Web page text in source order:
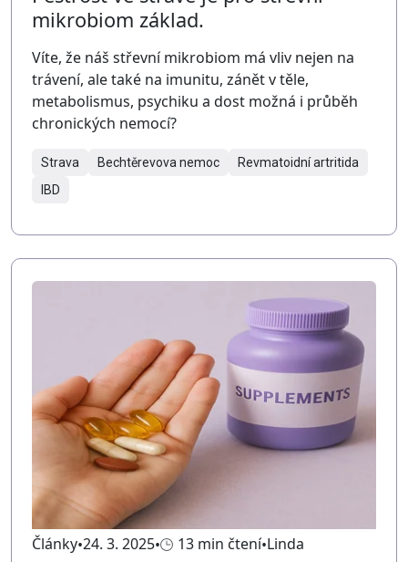
mikrobiom základ.
Víte, že náš střevní mikrobiom má vliv nejen na
trávení, ale také na imunitu, zánět v těle,
metabolismus, psychiku a dost možná i průběh
chronických nemocí?
Strava Bechtěrevova nemoc
Revmatoidní artritida
IBD
Články 24. 3. 2025 13 min čtení Linda